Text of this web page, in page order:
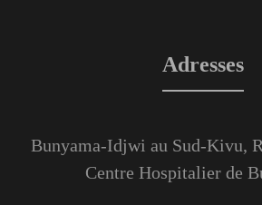
Adresses
Bunyama-Idjwi au Sud-Kivu,
Centre Hospitalier de